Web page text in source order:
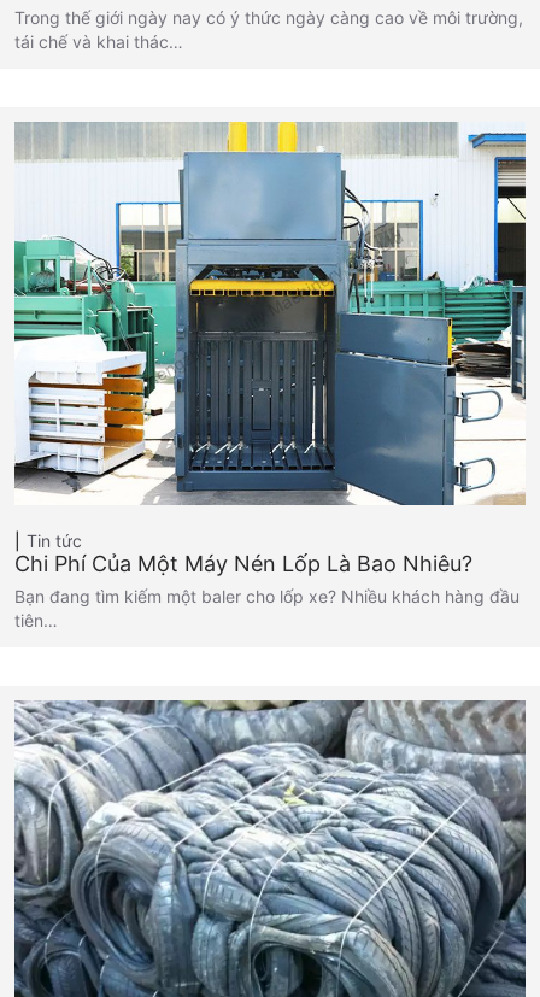
Trong thế giới ngày nay có ý thức ngày càng cao về môi trường,
tái chế và khai thác…
Tin tức
Chi Phí Của Một Máy Nén Lốp Là Bao Nhiêu?
Bạn đang tìm kiếm một baler cho lốp xe? Nhiều khách hàng đầu
tiên…